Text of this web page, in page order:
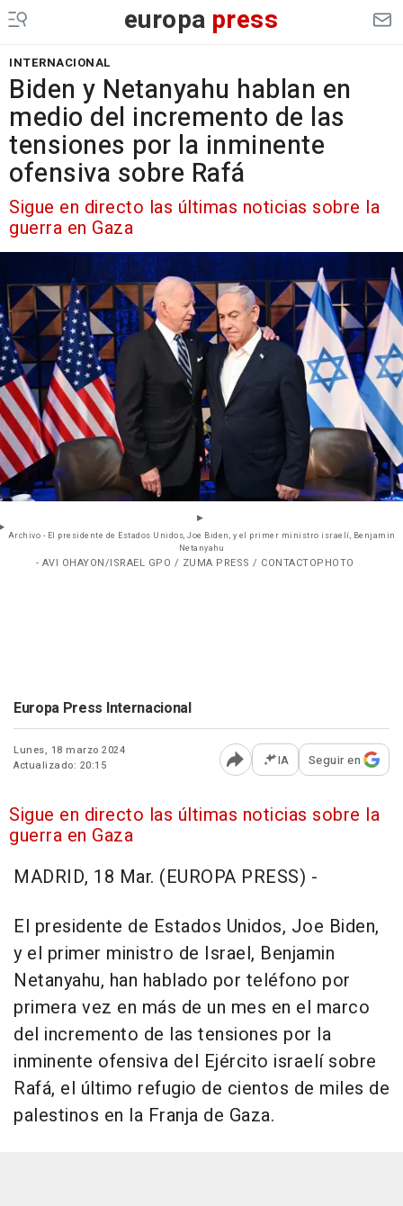
europa press
INTERNACIONAL
Biden y Netanyahu hablan en
medio del incremento de las
tensiones por la inminente
ofensiva sobre Rafá
Sigue en directo las últimas noticias sobre la
guerra en Gaza
Archivo - El presidente de Estados Unidos, Joe Biden, y el primer ministro israelí, Benjamin
Netanyahu
- AVI OHAYON/ISRAEL GPO / ZUMA PRESS / CONTACTOPHOTO
Europa Press Internacional
Lunes, 18 marzo 2024
Actualizado: 20:15
Abrir opciones para
IA Seguir en
Sigue en directo las últimas noticias sobre la
guerra en Gaza
MADRID, 18 Mar. (EUROPA PRESS) -
El presidente de Estados Unidos, Joe Biden,
y el primer ministro de Israel, Benjamin
Netanyahu, han hablado por teléfono por
primera vez en más de un mes en el marco
del incremento de las tensiones por la
inminente ofensiva del Ejército israelí sobre
Rafá, el último refugio de cientos de miles de
palestinos en la Franja de Gaza.